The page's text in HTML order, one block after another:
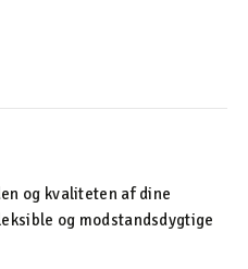
og kvaliteten af dine
og modstandsdygtige